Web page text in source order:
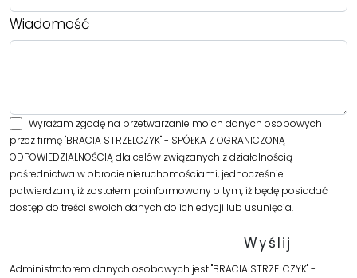
Wiadomość
Wyrażam zgodę na przetwarzanie moich danych osobowych
przez firmę "BRACIA STRZELCZYK" - SPÓŁKA Z OGRANICZONĄ
ODPOWIEDZIALNOŚCIĄ dla celów związanych z działalnością
pośrednictwa w obrocie nieruchomościami, jednocześnie
potwierdzam, iż zostałem poinformowany o tym, iż będę posiadać
dostęp do treści swoich danych do ich edycji lub usunięcia.
Administratorem danych osobowych jest "BRACIA STRZELCZYK" -